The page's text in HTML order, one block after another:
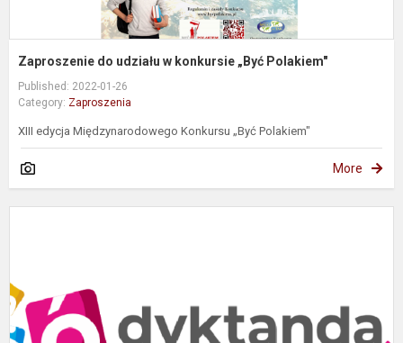
Zaproszenie do udziału w konkursie „Być Polakiem"
Published: 2022-01-26
Category: Zaproszenia
XIII edycja Międzynarodowego Konkursu „Być Polakiem"
More